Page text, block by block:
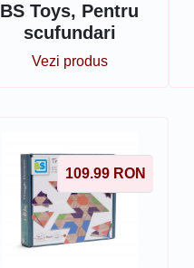
BS Toys, Pentru
scufundari
Vezi produs
109.99 RON